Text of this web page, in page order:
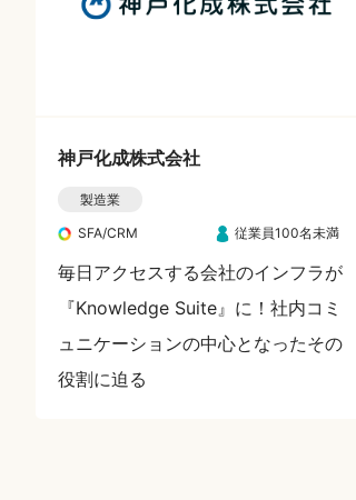
神戸化成株式会社
製造業
SFA/CRM 従業員100名未満
毎日アクセスする会社のインフラが
『Knowledge Suite』に！社内コミ
ュニケーションの中心となったその
役割に迫る